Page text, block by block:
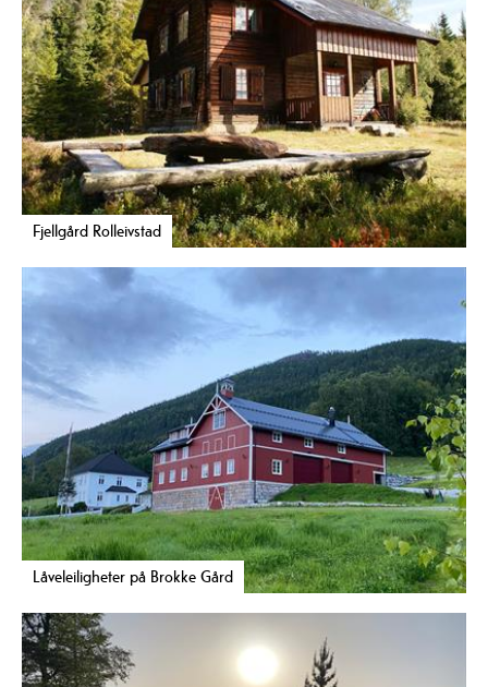
Fjellgård Rolleivstad
Låveleiligheter på Brokke Gård